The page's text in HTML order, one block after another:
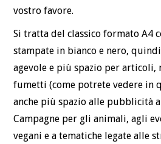
vostro favore.
Si tratta del classico formato A4
stampate in bianco e nero,
agevole e più spazio per
fumetti (come potrete vedere in
anche più spazio alle pubblicità
Campagne per gli animali, agli
vegani e a tematiche legate alle